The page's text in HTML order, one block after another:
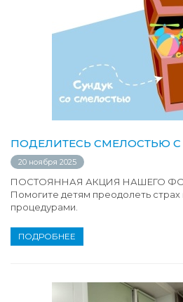
ПОДЕЛИТЕСЬ СМЕЛОСТЬЮ
20 ноября 2025
ПОСТОЯННАЯ АКЦИЯ НАШЕГО
Помогите детям преодолеть
процедурами.
ПОДРОБНЕЕ